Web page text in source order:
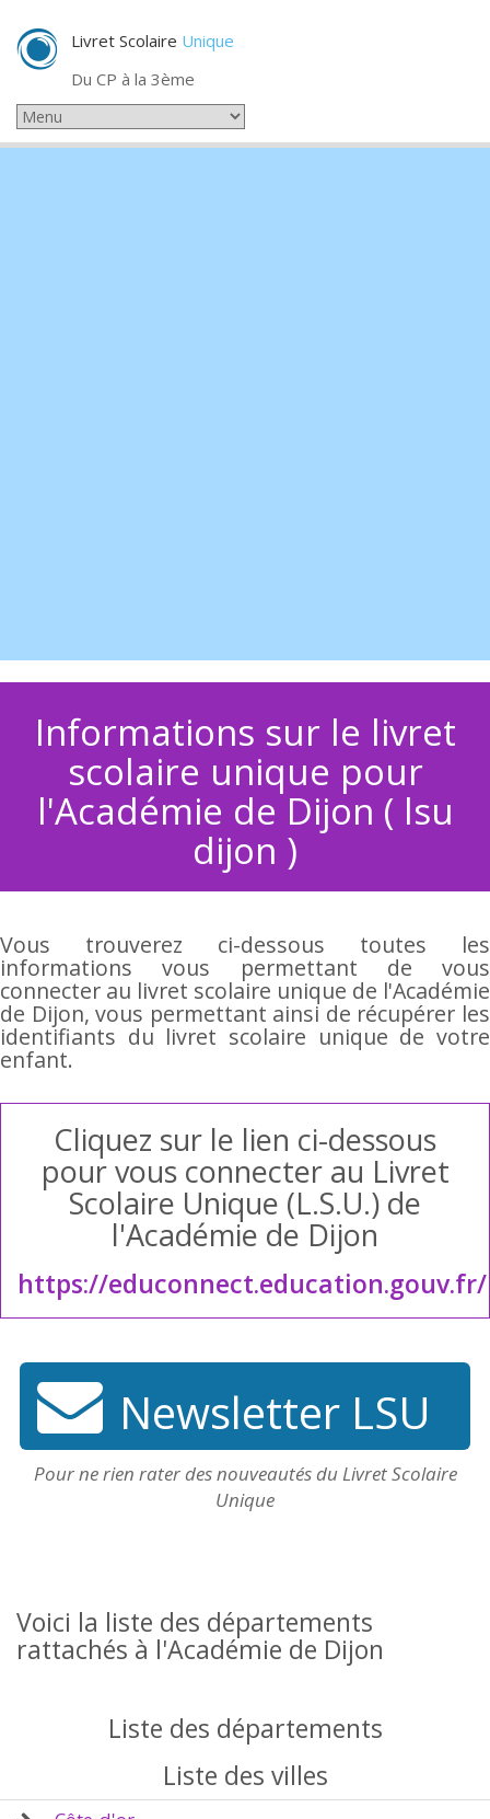
Livret Scolaire Unique
Du CP à la 3ème
Informations sur le livret
scolaire unique pour
l'Académie de Dijon ( lsu
dijon )
Vous trouverez ci-dessous toutes les
informations vous permettant de vous
connecter au livret scolaire unique de l'Académie
de Dijon, vous permettant ainsi de récupérer les
identifiants du livret scolaire unique de votre
enfant.
Cliquez sur le lien ci-dessous
pour vous connecter au Livret
Scolaire Unique (L.S.U.) de
l'Académie de Dijon
https://educonnect.education.gouv.fr/
Newsletter LSU
Pour ne rien rater des nouveautés du Livret Scolaire
Unique
Voici la liste des départements
rattachés à l'Académie de Dijon
Liste des départements
Liste des villes